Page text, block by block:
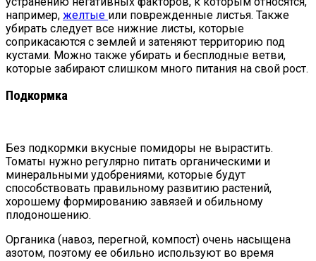
например, желтые или поврежденные листья. Также
убирать следует все нижние листы, которые
соприкасаются с землей и затеняют территорию под
кустами. Можно также убирать и бесплодные ветви,
которые забирают слишком много питания на свой рост.
Подкормка
Без подкормки вкусные помидоры не вырастить.
Томаты нужно регулярно питать органическими и
минеральными удобрениями, которые будут
способствовать правильному развитию растений,
хорошему формированию завязей и обильному
плодоношению.
Органика (навоз, перегной, компост) очень насыщена
азотом, поэтому ее обильно используют во время